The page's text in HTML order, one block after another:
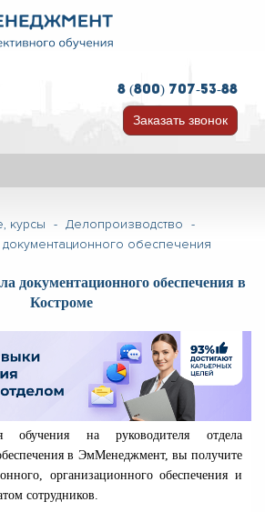
8 (800) 707-53-88
Заказать звонок
курсы - Делопроизводство -
документационного обеспечения
документационного обеспечения в
Костроме
обучения на руководителя отдела
в ЭмМенеджмент, вы получите
организационного обеспечения и
сотрудников.